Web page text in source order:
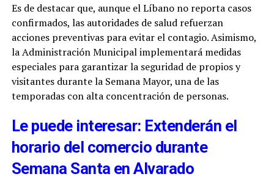
Es de destacar que, aunque el Líbano no reporta casos
confirmados, las autoridades de salud refuerzan
acciones preventivas para evitar el contagio. Asimismo,
la Administración Municipal implementará medidas
especiales para garantizar la seguridad de propios y
visitantes durante la Semana Mayor, una de las
temporadas con alta concentración de personas.
Le puede interesar: Extenderán el
horario del comercio durante
Semana Santa en Alvarado